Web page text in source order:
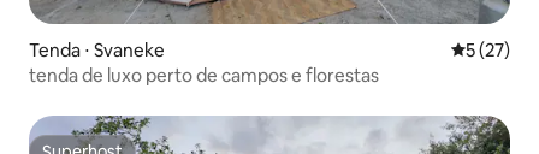
Tenda ⋅ Svaneke 5 de uma
5 (27)
tenda de luxo perto de campos e florestas